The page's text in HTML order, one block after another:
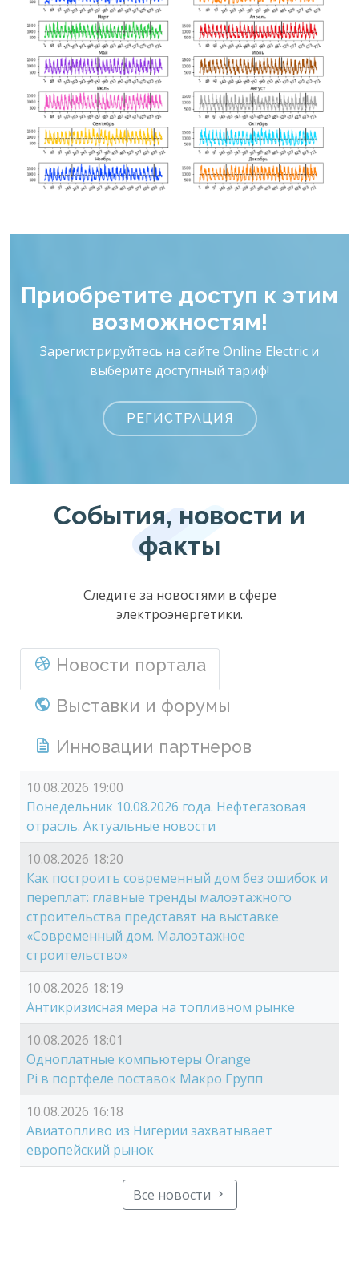
Приобретите доступ к этим
возможностям!
Зарегистрируйтесь на сайте Online Electric и
выберите доступный тариф!
РЕГИСТРАЦИЯ
События, новости и
факты
Следите за новостями в сфере
электроэнергетики.
Новости портала
Выставки и форумы
Инновации партнеров
10.08.2026 19:00
Понедельник 10.08.2026 года. Нефтегазовая
отрасль. Актуальные новости
10.08.2026 18:20
Как построить современный дом без ошибок и
переплат: главные тренды малоэтажного
строительства представят на выставке
«Современный дом. Малоэтажное
строительство»
10.08.2026 18:19
Антикризисная мера на топливном рынке
10.08.2026 18:01
Одноплатные компьютеры Orange
Pi в портфеле поставок Макро Групп
10.08.2026 16:18
Авиатопливо из Нигерии захватывает
европейский рынок
Все новости